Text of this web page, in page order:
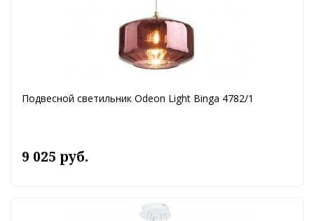
Подвесной светильник Odeon Light Binga 4782/1
9 025 руб.